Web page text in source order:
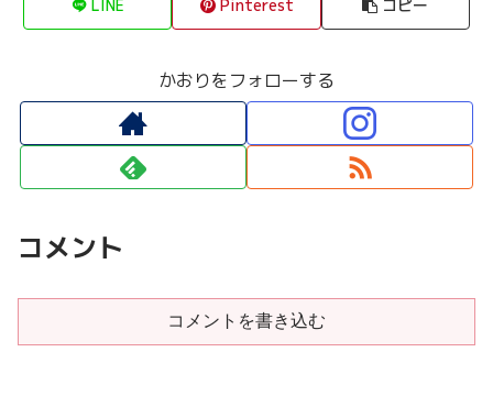
LINE Pinterest コピー
かおりをフォローする
コメント
コメントを書き込む